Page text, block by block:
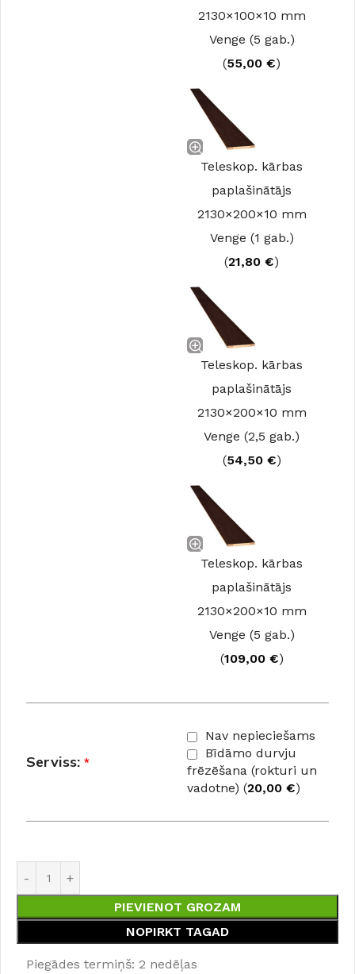
2130×100×10 mm
Venge (5 gab.)
(55,00 €)
Teleskop. kārbas
paplašinātājs
2130×200×10 mm
Venge (1 gab.)
(21,80 €)
Teleskop. kārbas
paplašinātājs
2130×200×10 mm
Venge (2,5 gab.)
(54,50 €)
Teleskop. kārbas
paplašinātājs
2130×200×10 mm
Venge (5 gab.)
(109,00 €)
Serviss: *
Nav nepieciešams
Bīdāmo durvju
frēzēšana (rokturi un
vadotne) (20,00 €)
PIEVIENOT GROZAM
NOPIRKT TAGAD
Piegādes termiņš: 2 nedēļas